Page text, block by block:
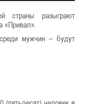
страны разыграют
«Привал».
мужчин – будут